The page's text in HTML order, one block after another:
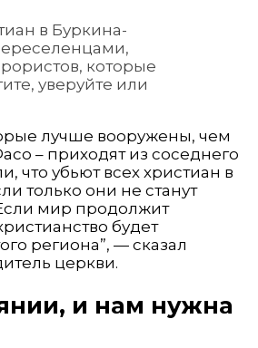
в Буркина-
которые
уверуйте или
лучше вооружены, чем
– приходят из соседнего
что убьют всех христиан в
только они не станут
мир продолжит
будет
региона”, — сказал
церкви.
и нам нужна